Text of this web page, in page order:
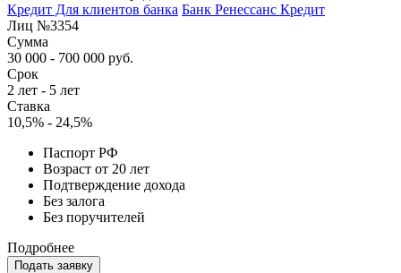
Кредит Для клиентов банка Банк Ренессанс Кредит
Лиц №3354
Сумма
30 000 - 700 000 руб.
Срок
2 лет - 5 лет
Ставка
10,5% - 24,5%
Паспорт РФ
Возраст от 20 лет
Подтверждение дохода
Без залога
Без поручителей
Подробнее
Подать заявку